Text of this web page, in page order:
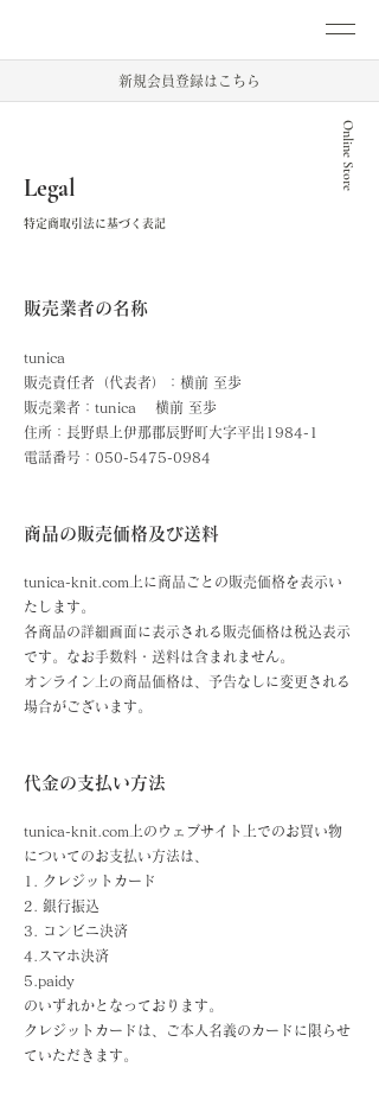
新規会員登録はこちら
Online Store
Legal
特定商取引法に基づく表記
販売業者の名称
tunica
販売責任者（代表者）：横前 至歩
販売業者：tunica 横前 至歩 ​
住所：長野県上伊那郡辰野町大字平出1984-1
​電話番号：050-5475-0984
商品の販売価格 及び送料
tunica-knit.com上に商品ごとの販売価格を表示い
たします。
各商品の詳細画面に表示される販売価格は税込表示
です。 なお手数料・送料は含まれません。
オンライン上の商品価格は、予告なしに変更される
場合がございます。
代金の支払い方法
tunica-knit.com上のウェブサイト上でのお買い物
についてのお支払い方法は、
1. クレジットカード
2. 銀行振込
3. コンビニ決済
4.スマホ決済
5.paidy
のいずれかとなっております。
クレジットカードは、ご本人名義のカードに限らせ
ていただきます。